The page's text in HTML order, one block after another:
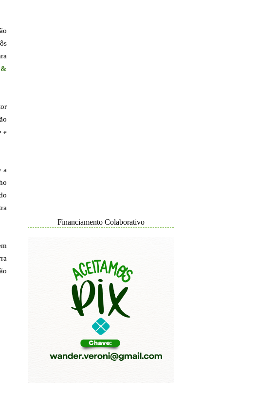
e
a
Financiamento Colaborativo